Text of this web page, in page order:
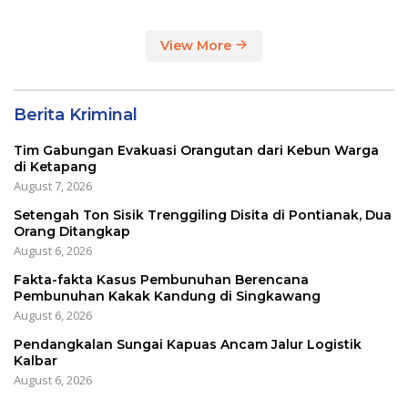
View More
Berita Kriminal
Tim Gabungan Evakuasi Orangutan dari Kebun Warga
di Ketapang
August 7, 2026
Setengah Ton Sisik Trenggiling Disita di Pontianak, Dua
Orang Ditangkap
August 6, 2026
Fakta-fakta Kasus Pembunuhan Berencana
Pembunuhan Kakak Kandung di Singkawang
August 6, 2026
Pendangkalan Sungai Kapuas Ancam Jalur Logistik
Kalbar
August 6, 2026